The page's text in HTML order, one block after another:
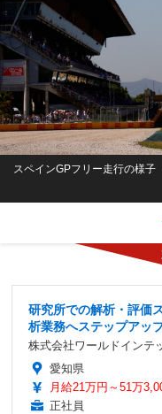
スペインGPフリー走行の様子
研究所での解析・評価
析業務へステップアッ
株式会社ワールドインテ
愛知県
月給21万円～51万
正社員